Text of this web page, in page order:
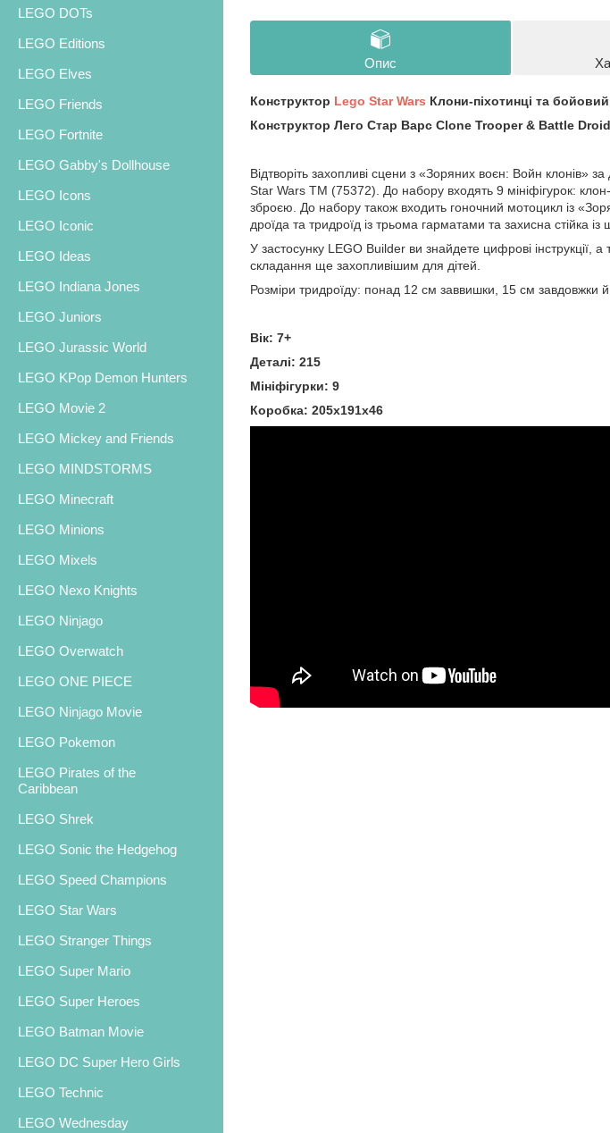
LEGO DOTs
LEGO Editions
LEGO Elves
LEGO Friends
LEGO Fortnite
LEGO Gabby's Dollhouse
LEGO Icons
LEGO Iconic
LEGO Ideas
LEGO Indiana Jones
LEGO Juniors
LEGO Jurassic World
LEGO KPop Demon Hunters
LEGO Movie 2
LEGO Mickey and Friends
LEGO MINDSTORMS
LEGO Minecraft
LEGO Minions
LEGO Mixels
LEGO Nexo Knights
LEGO Ninjago
LEGO Overwatch
LEGO ONE PIECE
LEGO Ninjago Movie
LEGO Pokemon
LEGO Pirates of the
Caribbean
LEGO Shrek
LEGO Sonic the Hedgehog
LEGO Speed Champions
LEGO Star Wars
LEGO Stranger Things
LEGO Super Mario
LEGO Super Heroes
LEGO Batman Movie
LEGO DC Super Hero Girls
LEGO Technic
LEGO Wednesday
Опис
Конструктор Lego Star Wars Клони-піхотинці та
Конструктор Лего Стар Варс Clone Trooper & Battle
Відтворіть захопливі сцени з «Зоряних воєн: Войн клонів»
Star Wars TM (75372). До набору входять 9 мініфігурок:
зброєю. До набору також входить гоночний мотоцикл із
дроїда та тридроїд із трьома гарматами та захисна стійка
У застосунку LEGO Builder ви знайдете цифрові інструкції,
складання ще захопливішим для дітей.
Розміри тридроїду: понад 12 см заввишки, 15 см завдовжки
Вік: 7+
Деталі: 215
Мініфігурки: 9
Коробка: 205х191х46